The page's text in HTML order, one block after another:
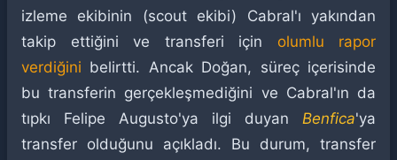
izleme ekibinin (scout ekibi) Cabral'ı yakından
takip ettiğini ve transferi için olumlu rapor
verdiğini belirtti. Ancak Doğan, süreç içerisinde
bu transferin gerçekleşmediğini ve Cabral'ın da
tıpkı Felipe Augusto'ya ilgi duyan Benfica'ya
transfer olduğunu açıkladı. Bu durum, transfer